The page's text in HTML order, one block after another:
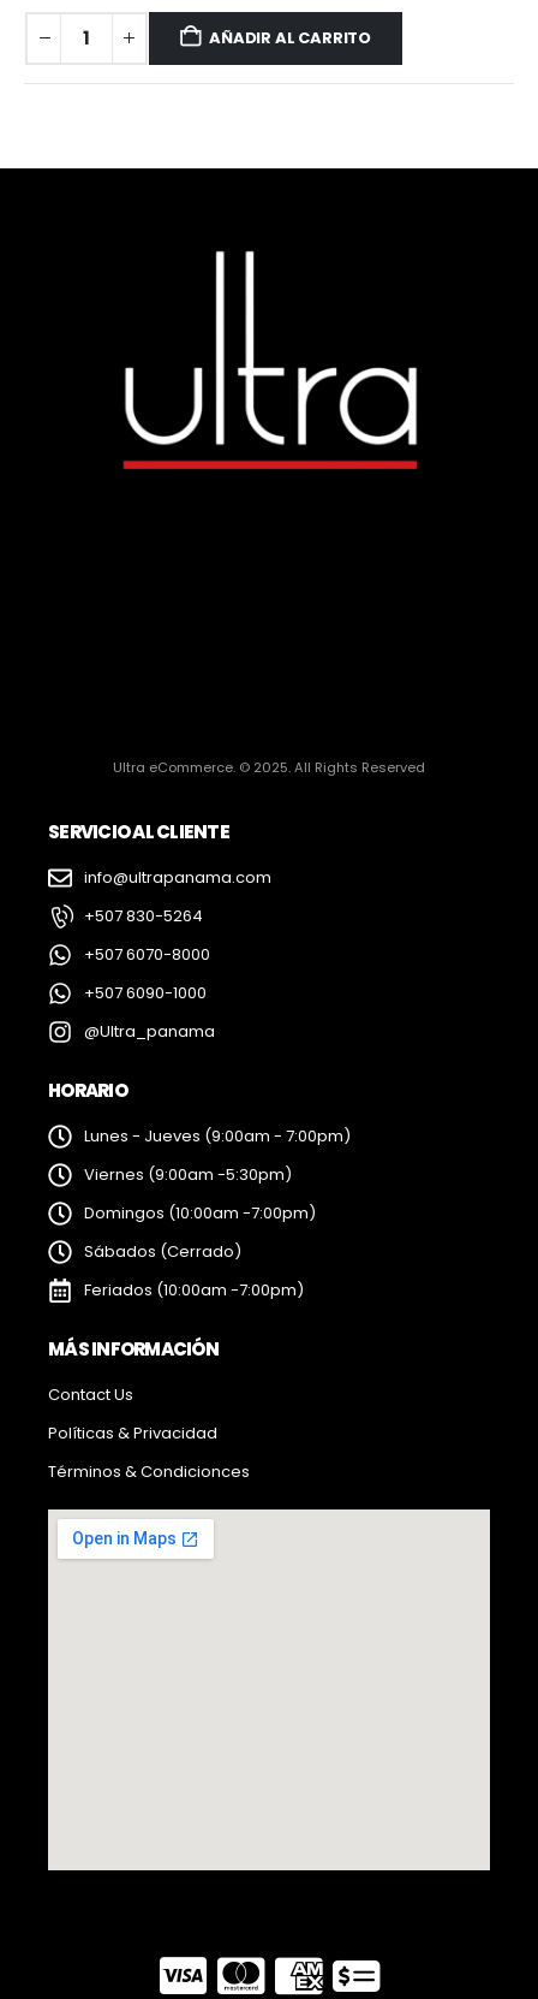
AÑADIR AL CARRITO
Ultra eCommerce. © 2025. All Rights Reserved
SERVICIO AL CLIENTE
info@ultrapanama.com
+507 830-5264
+507 6070-8000
+507 6090-1000
@Ultra_panama
HORARIO
Lunes - Jueves (9:00am - 7:00pm)
Viernes (9:00am -5:30pm)
Domingos (10:00am -7:00pm)
Sábados (Cerrado)
Feriados (10:00am -7:00pm)
MÁS INFORMACIÓN
Contact Us
Políticas & Privacidad
Términos & Condicionces